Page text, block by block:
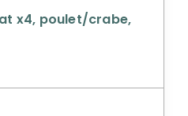
x4, poulet/crabe,